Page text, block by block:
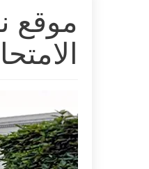
موقع